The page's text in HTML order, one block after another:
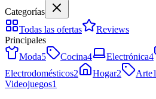
Categorías
Todas las ofertas
Reviews
Principales
Moda5 Cocina4 Electrónica4
Electrodomésticos2 Hogar2 Arte1
Videojuegos1